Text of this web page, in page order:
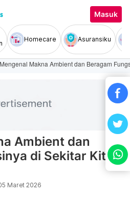
Masuk
Homecare Asuransiku
Mengenal Makna Ambient dan Beragam
Ambient dan
di Sekitar Kita
Maret 2026